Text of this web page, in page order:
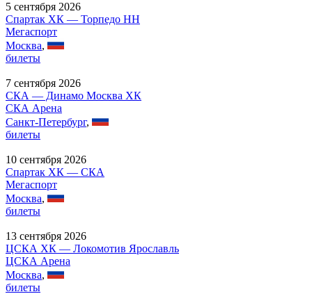
5 сентября 2026
Спартак ХК — Торпедо НН
Мегаспорт
Москва,
билеты
7 сентября 2026
СКА — Динамо Москва ХК
СКА Арена
Санкт-Петербург,
билеты
10 сентября 2026
Спартак ХК — СКА
Мегаспорт
Москва,
билеты
13 сентября 2026
ЦСКА ХК — Локомотив Ярославль
ЦСКА Арена
Москва,
билеты